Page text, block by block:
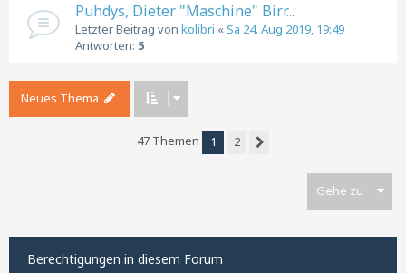
Puhdys, Dieter "Maschine" Birr...
Letzter Beitrag von kolibri «Sa 24. Aug 2019, 19:49
Antworten: 5
Neues Thema
47 Themen 1
2
Gehe zu
Berechtigungen in diesem Forum